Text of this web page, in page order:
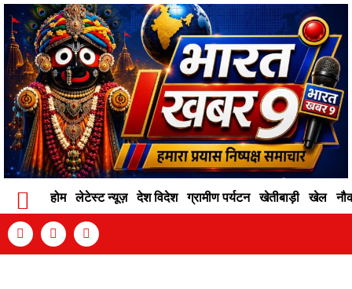
होम लेटेस्ट न्यूज़ देश विदेश ग्रामीण पर्यटन खेतीबाड़ी खेल